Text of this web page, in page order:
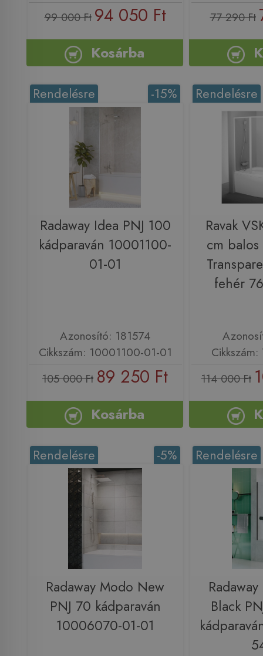
99 000 Ft 94 050 Ft
Kosárba
77 290 Ft
-15%
Rendelésre
Radaway Idea PNJ 100
kádparaván 10001100-
01-01
Azonosító: 181574
Cikkszám: 10001100-01-01
105 000 Ft 89 250 Ft
Kosárba
Rendelésre
Ravak
cm balos
fehér
114 000 Ft
-5%
Rendelésre
Radaway Modo New
PNJ 70 kádparaván
10006070-01-01
Rendelésre
Black